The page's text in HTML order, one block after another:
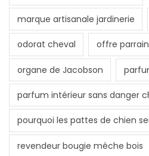
marque artisanale jardinerie
odorat cheval offre
organe de Jacobson
parfum intérieur sans danger
pourquoi les pattes de chien
revendeur bougie mèche bois